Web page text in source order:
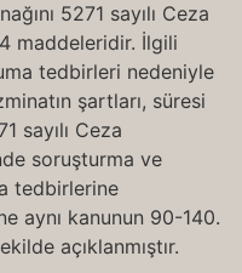
5271 sayılı Ceza
maddeleridir. İlgili
tedbirleri nedeniyle
şartları, süresi
sayılı Ceza
soruşturma ve
tedbirlerine
aynı kanunun 90-140.
açıklanmıştır.